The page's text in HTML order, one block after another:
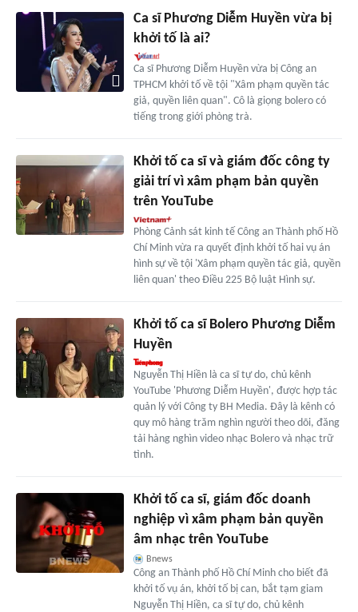
Ca sĩ Phương Diễm Huyền vừa bị
khởi tố là ai?
Ca sĩ Phương Diễm Huyền vừa bị Công an
TPHCM khởi tố về tội "Xâm phạm quyền tác
giả, quyền liên quan". Cô là giọng bolero có
tiếng trong giới phòng trà.
Khởi tố ca sĩ và giám đốc công ty
giải trí vì xâm phạm bản quyền
trên YouTube
Phòng Cảnh sát kinh tế Công an Thành phố Hồ
Chí Minh vừa ra quyết định khởi tố hai vụ án
hình sự về tội 'Xâm phạm quyền tác giả, quyền
liên quan' theo Điều 225 Bộ luật Hình sự.
Khởi tố ca sĩ Bolero Phương Diễm
Huyền
Nguyễn Thị Hiền là ca sĩ tự do, chủ kênh
YouTube 'Phương Diễm Huyền', được hợp tác
quản lý với Công ty BH Media. Đây là kênh có
quy mô hàng trăm nghìn người theo dõi, đăng
tải hàng nghìn video nhạc Bolero và nhạc trữ
tình.
Khởi tố ca sĩ, giám đốc doanh
nghiệp vì xâm phạm bản quyền
âm nhạc trên YouTube
Bnews
Công an Thành phố Hồ Chí Minh cho biết đã
khởi tố vụ án, khởi tố bị can, bắt tạm giam
Nguyễn Thị Hiền, ca sĩ tự do, chủ kênh